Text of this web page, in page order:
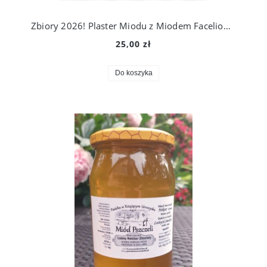
Zbiory 2026! Plaster Miodu z Miodem Faceliowym 0,45 kg. Prosto Z Ula Do Słoika!
25,00 zł
Do koszyka